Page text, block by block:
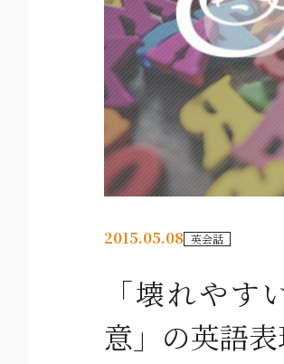
2015.05.08 英会話
「壊れや
意」の英語